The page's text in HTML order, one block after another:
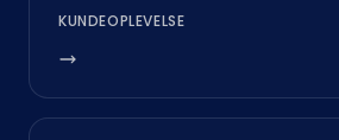
KUNDEOPLEVELSE